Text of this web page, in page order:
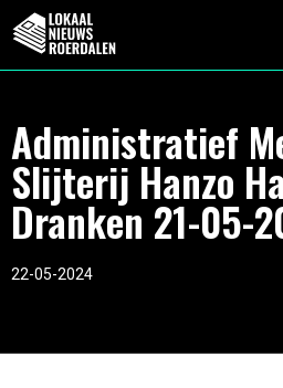
Administratief
Slijterij Hanzo
Dranken 21-05-
22-05-2024